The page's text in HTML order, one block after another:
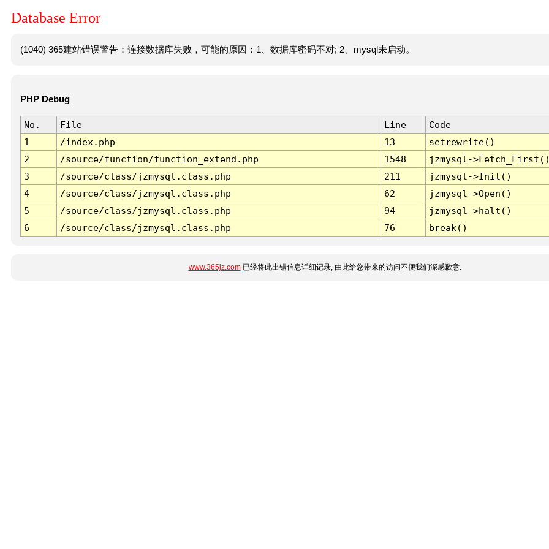
Database Error
(1040) 365建站错误警告：连接数据库失败，可能的原因：1、数据库密码不对; 2、mysql未启动。
PHP Debug
No. File Line
Code
1
/index.php 13
setrewrite()
2
/source/function/function_extend.php 1548
jzmysql-
3
/source/class/jzmysql.class.php 211
jzmysql->Init()
4
/source/class/jzmysql.class.php 62
jzmysql->Open()
5
/source/class/jzmysql.class.php 94
jzmysql->halt()
6
/source/class/jzmysql.class.php 76 break()
www.365jz.com已经将此出错信息详细记录, 由此给您带来的访问不便我们深感歉意.